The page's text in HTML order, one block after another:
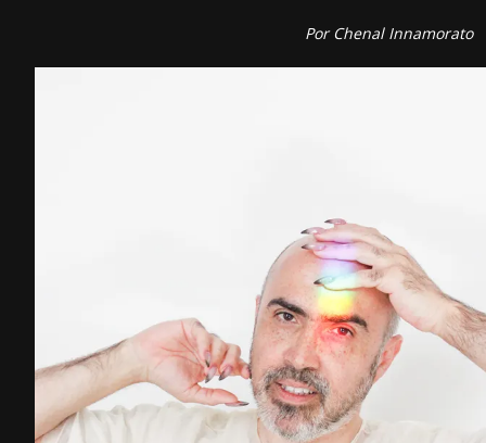
Por Chenal Innamorato